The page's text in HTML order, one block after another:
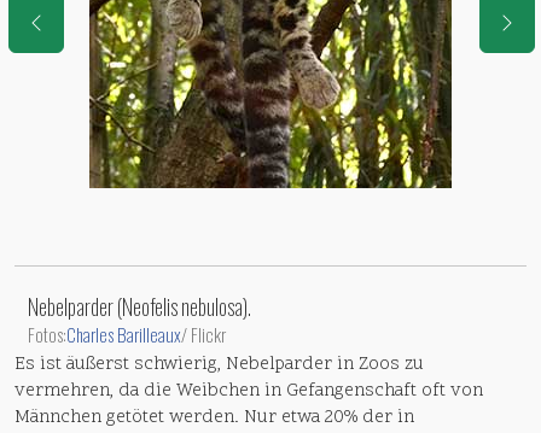
Nebelparder (Neofelis nebulosa).
Fotos:Charles Barilleaux/ Flickr
Es ist äußerst schwierig, Nebelparder in Zoos zu
vermehren, da die Weibchen in Gefangenschaft oft von
Männchen getötet werden. Nur etwa 20% der in